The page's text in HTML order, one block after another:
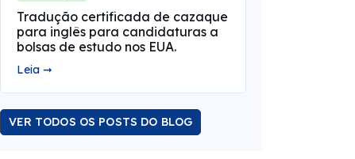
Tradução certificada de cazaque
para inglês para candidaturas a
bolsas de estudo nos EUA.
Leia ➞
VER TODOS OS POSTS DO BLOG